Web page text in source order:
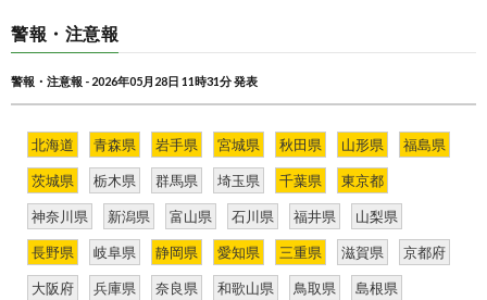
警報・注意報
警報・注意報 - 2026年05月28日 11時31分 発表
北海道 青森県 岩手県 宮城県 秋田県 山形県 福島県
茨城県 栃木県 群馬県 埼玉県 千葉県 東京都
神奈川県 新潟県 富山県 石川県 福井県 山梨県
長野県 岐阜県 静岡県 愛知県 三重県 滋賀県 京都府
大阪府 兵庫県 奈良県 和歌山県 鳥取県 島根県